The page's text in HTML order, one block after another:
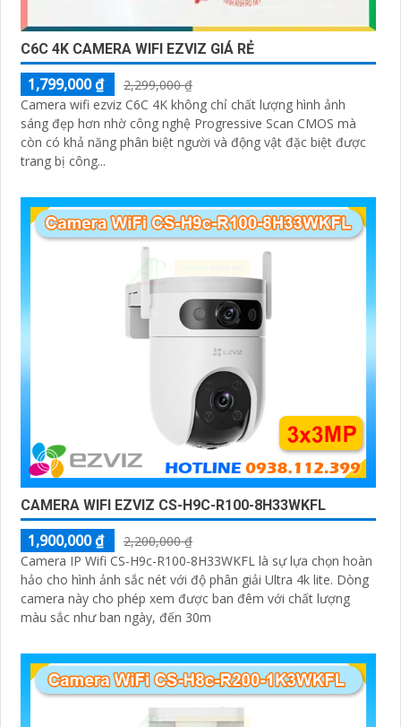
C6C 4K CAMERA WIFI EZVIZ GIÁ RẺ
1,799,000 ₫
2,299,000 ₫
Camera wifi ezviz C6C 4K không chỉ chất lượng hình ảnh
sáng đẹp hơn nhờ công nghệ Progressive Scan CMOS mà
còn có khả năng phân biệt người và động vật đặc biệt được
trang bị công...
CAMERA WIFI EZVIZ CS-H9C-R100-8H33WKFL
1,900,000 ₫
2,200,000 ₫
Camera IP Wifi CS-H9c-R100-8H33WKFL là sự lựa chọn hoàn
hảo cho hình ảnh sắc nét với độ phân giải Ultra 4k lite. Dòng
camera này cho phép xem được ban đêm với chất lượng
màu sắc như ban ngày, đến 30m